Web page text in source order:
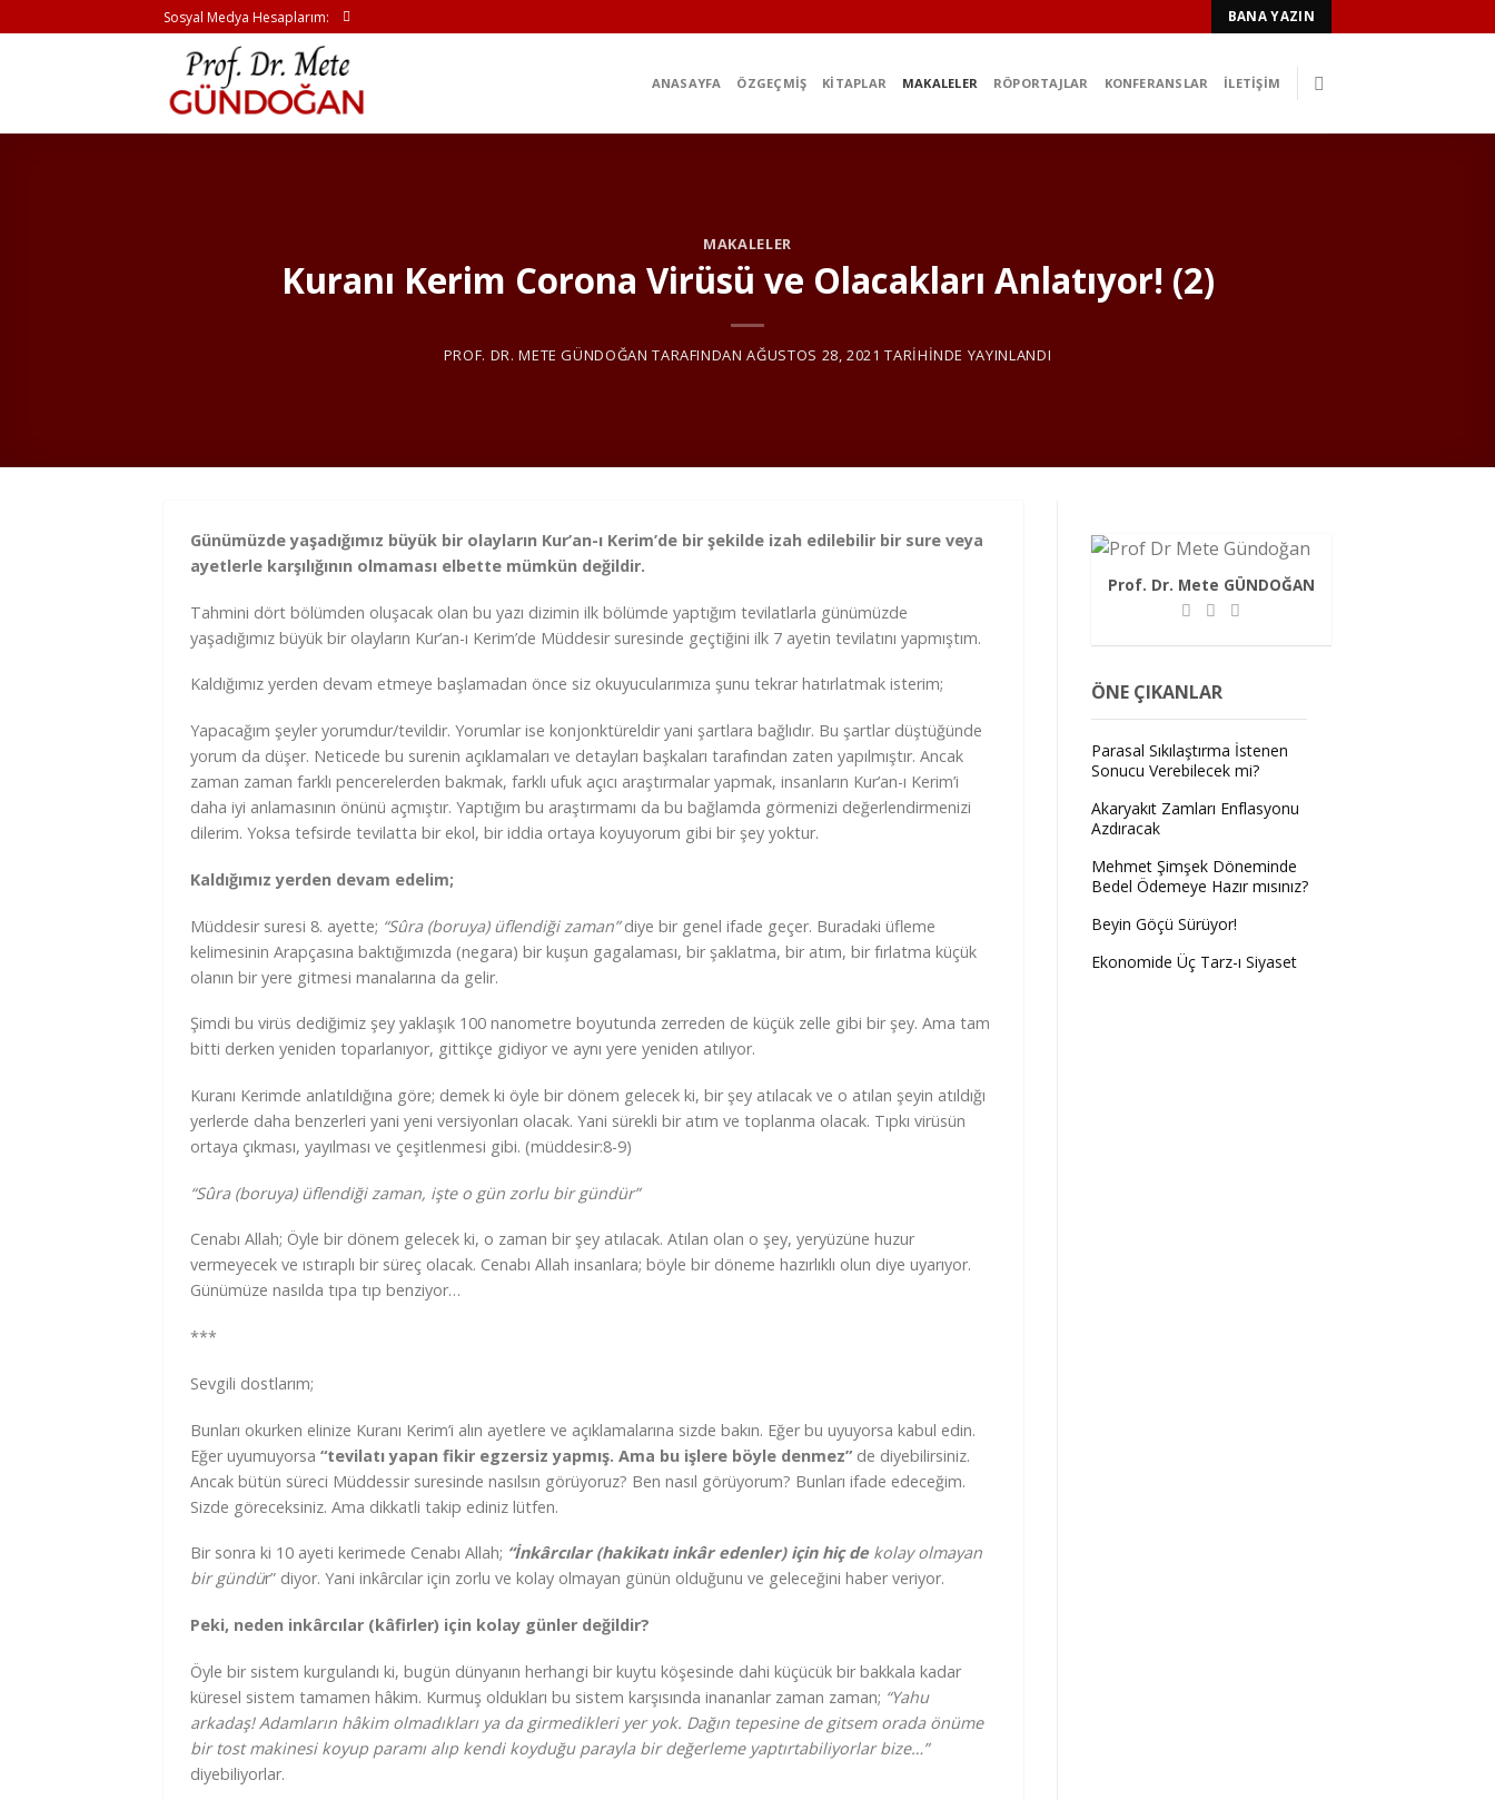
atla
Sosyal Medya Hesaplarım: BANA YAZIN
ANASAYFA ÖZGEÇMIŞ KITAPLAR MAKALELER RÖPORTAJLAR KONFERANSLAR İLETIŞIM
MAKALELER
Kuranı Kerim Corona Virüsü ve Olacakları Anlatıyor! (2)
PROF. DR. METE GÜNDOĞAN TARAFINDAN AĞUSTOS 28, 2021 TARIHINDE YAYINLANDI
Günümüzde yaşadığımız büyük bir olayların Kur’an-ı Kerim’de bir şekilde izah edilebilir bir sure veya
ayetlerle karşılığının olmaması elbette mümkün değildir.
Tahmini dört bölümden oluşacak olan bu yazı dizimin ilk bölümde yaptığım tevilatlarla günümüzde
yaşadığımız büyük bir olayların Kur’an-ı Kerim’de Müddesir suresinde geçtiğini ilk 7 ayetin tevilatını yapmıştım.
Kaldığımız yerden devam etmeye başlamadan önce siz okuyucularımıza şunu tekrar hatırlatmak isterim;
Yapacağım şeyler yorumdur/tevildir. Yorumlar ise konjonktüreldir yani şartlara bağlıdır. Bu şartlar düştüğünde
yorum da düşer. Neticede bu surenin açıklamaları ve detayları başkaları tarafından zaten yapılmıştır. Ancak
zaman zaman farklı pencerelerden bakmak, farklı ufuk açıcı araştırmalar yapmak, insanların Kur’an-ı Kerim’i
daha iyi anlamasının önünü açmıştır. Yaptığım bu araştırmamı da bu bağlamda görmenizi değerlendirmenizi
dilerim. Yoksa tefsirde tevilatta bir ekol, bir iddia ortaya koyuyorum gibi bir şey yoktur.
Kaldığımız yerden devam edelim;
Müddesir suresi 8. ayette; “Sûra (boruya) üflendiği zaman”diye bir genel ifade geçer. Buradaki üfleme
kelimesinin Arapçasına baktığımızda (negara) bir kuşun gagalaması, bir şaklatma, bir atım, bir fırlatma küçük
olanın bir yere gitmesi manalarına da gelir.
Şimdi bu virüs dediğimiz şey yaklaşık 100 nanometre boyutunda zerreden de küçük zelle gibi bir şey. Ama tam
bitti derken yeniden toparlanıyor, gittikçe gidiyor ve aynı yere yeniden atılıyor.
Kuranı Kerimde anlatıldığına göre; demek ki öyle bir dönem gelecek ki, bir şey atılacak ve o atılan şeyin atıldığı
yerlerde daha benzerleri yani yeni versiyonları olacak. Yani sürekli bir atım ve toplanma olacak. Tıpkı virüsün
ortaya çıkması, yayılması ve çeşitlenmesi gibi. (müddesir:8-9)
“Sûra (boruya) üflendiği zaman, işte o gün zorlu bir gündür”
Cenabı Allah; Öyle bir dönem gelecek ki, o zaman bir şey atılacak. Atılan olan o şey, yeryüzüne huzur
vermeyecek ve ıstıraplı bir süreç olacak. Cenabı Allah insanlara; böyle bir döneme hazırlıklı olun diye uyarıyor.
Günümüze nasılda tıpa tıp benziyor…
***
Sevgili dostlarım;
Bunları okurken elinize Kuranı Kerim’i alın ayetlere ve açıklamalarına sizde bakın. Eğer bu uyuyorsa kabul edin.
Eğer uyumuyorsa “tevilatı yapan fikir egzersiz yapmış. Ama bu işlere böyle denmez” de diyebilirsiniz.
Ancak bütün süreci Müddessir suresinde nasılsın görüyoruz? Ben nasıl görüyorum? Bunları ifade edeceğim.
Sizde göreceksiniz. Ama dikkatli takip ediniz lütfen.
Bir sonra ki 10 ayeti kerimede Cenabı Allah; “İnkârcılar (hakikatı inkâr edenler) için hiç de kolay olmayan
bir gündür” diyor. Yani inkârcılar için zorlu ve kolay olmayan günün olduğunu ve geleceğini haber veriyor.
Peki, neden inkârcılar (kâfirler) için kolay günler değildir?
Öyle bir sistem kurgulandı ki, bugün dünyanın herhangi bir kuytu köşesinde dahi küçücük bir bakkala kadar
küresel sistem tamamen hâkim. Kurmuş oldukları bu sistem karşısında inananlar zaman zaman; “Yahu
arkadaş! Adamların hâkim olmadıkları ya da girmedikleri yer yok. Dağın tepesine de gitsem orada önüme
bir tost makinesi koyup paramı alıp kendi koyduğu parayla bir değerleme yaptırtabiliyorlar bize…”
diyebiliyorlar.
Prof. Dr. Mete GÜNDOĞAN
ÖNE ÇIKANLAR
Parasal Sıkılaştırma İstenen
Sonucu Verebilecek mi?
Akaryakıt Zamları Enflasyonu
Azdıracak
Mehmet Şimşek Döneminde
Bedel Ödemeye Hazır mısınız?
Beyin Göçü Sürüyor!
Ekonomide Üç Tarz-ı Siyaset